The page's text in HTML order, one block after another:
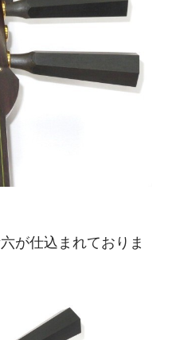
が仕込まれておりま